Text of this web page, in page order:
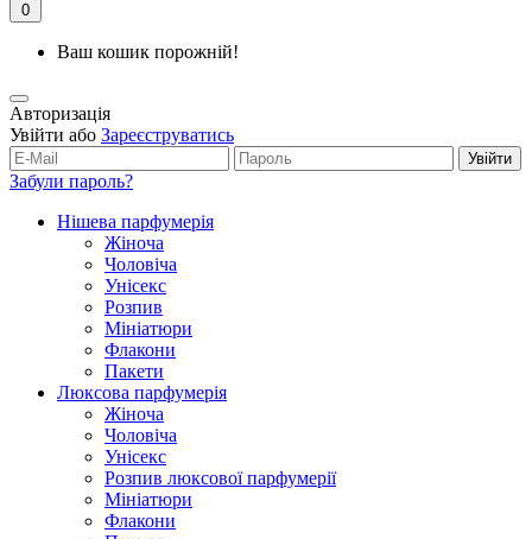
0
Ваш кошик порожній!
Авторизація
Увійти або Зареєструватись
Увійти
Забули пароль?
Нішева парфумерія
Жіноча
Чоловіча
Унісекс
Розпив
Мініатюри
Флакони
Пакети
Люксова парфумерія
Жіноча
Чоловіча
Унісекс
Розпив люксової парфумерії
Мініатюри
Флакони